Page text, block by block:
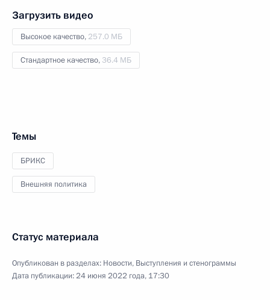
Загрузить видео
Высокое качество, 257.0 МБ
Стандартное качество, 36.4 МБ
Темы
БРИКС
Внешняя политика
Статус материала
Опубликован в разделах: Новости, Выступления и стенограммы
Дата публикации:24 июня 2022 года, 17:30